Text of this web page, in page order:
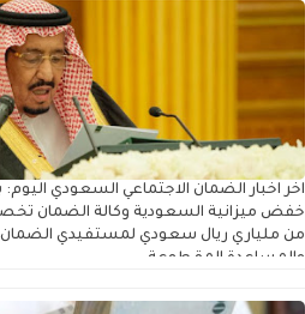
اخر اخبار الضمان الاجتماعي السعودي اليوم:
خفض ميزانية السعودية وكالة الضمان
من ملياري ريال سعودي لمستفيدي الضمان
والمساعدة المقطوعة